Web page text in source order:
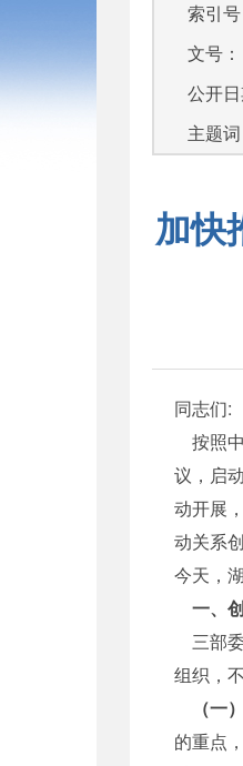
索引号
文号：
公开日
主题词
加快
同志们:
按照
议，启
动开展
动关系
今天，
一、
三部
组织，
（一
的重点